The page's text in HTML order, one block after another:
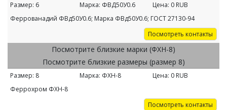
Размер: 6 Марка: ФВД50У0.6 Цена: 0 RUB
Феррованадий ФВд50У0.6; Марка ФВд50У0.6; ГОСТ 27130-94
Посмотреть контакты
Посмотрите близкие марки (ФХН-8)
Посмотрите близкие размеры (размер 8)
Размер: 8 Марка: ФХН-8 Цена: 0 RUB
Феррохром ФХН-8
Посмотреть контакты